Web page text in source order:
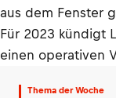
aus dem Fenster
Für 2023 kündigt
einen operativen
Thema der Woche